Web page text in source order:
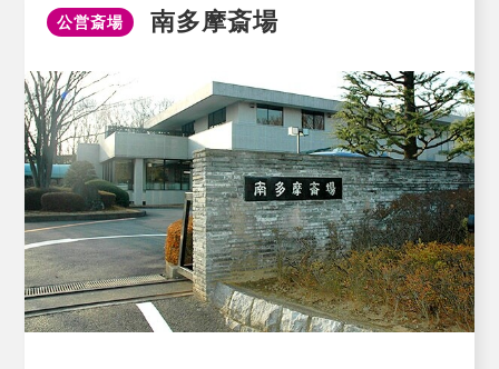
公営斎場 南多摩斎場